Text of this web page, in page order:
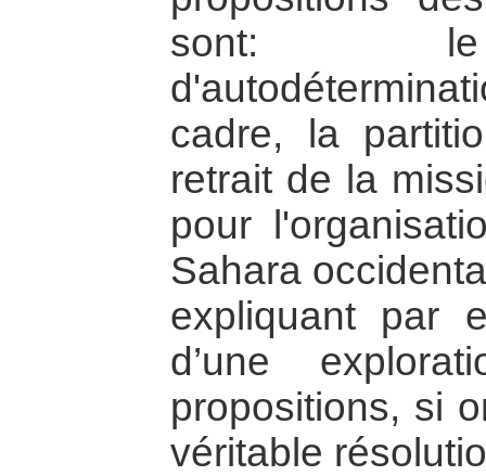
sont: le
cadre, la
retrait de la
pour
Sahara
expliquant par
d’une
propositions, si
véritable